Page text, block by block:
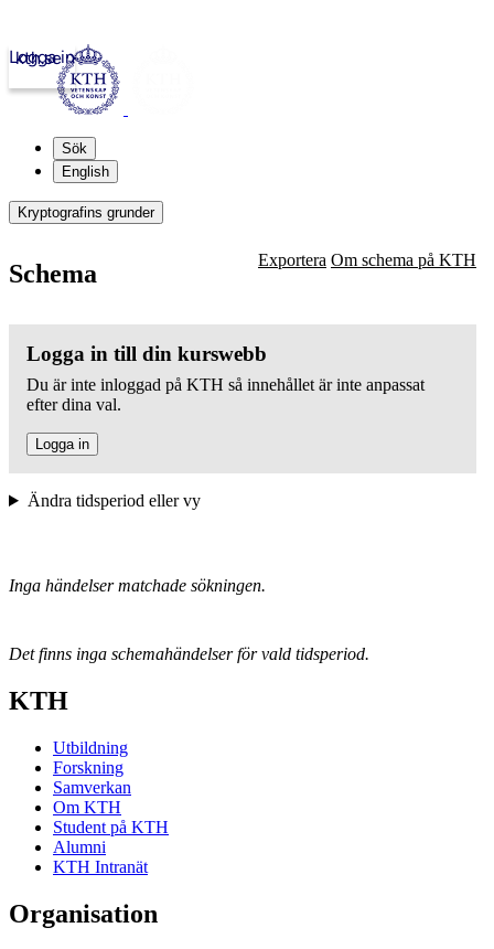
kth.se
Logga in
Sök
English
Kryptografins grunder
Schema Exportera Om schema på KTH
Logga in till din kurswebb
Du är inte inloggad på KTH så innehållet är inte anpassat
efter dina val.
Logga in
Ändra tidsperiod eller vy
Inga händelser matchade sökningen.
Det finns inga schemahändelser för vald tidsperiod.
KTH
Utbildning
Forskning
Samverkan
Om KTH
Student på KTH
Alumni
KTH Intranät
Organisation